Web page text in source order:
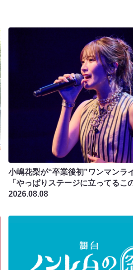
小嶋花梨が“卒業後初”ワンマンラ
「やっぱりステージに立ってるこ
2026.08.08